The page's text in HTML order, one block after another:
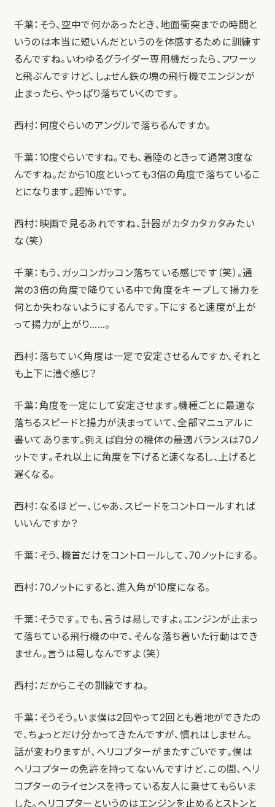
千葉：そう、空中で何かあったとき、地面衝突までの時間と
いうのは本当に短いんだというのを体感するために訓練す
るんですね。いわゆるグライダー専用機だったら、フワーッ
と飛ぶんですけど、しょせん鉄の塊の飛行機でエンジンが
止まったら、やっぱり落ちていくのです。
西村：何度ぐらいのアングルで落ちるんですか。
千葉：10度ぐらいですね。でも、着陸のときって通常3度な
んですね。だから10度といっても3倍の角度で落ちているこ
とになります。超怖いです。
西村：映画で見るあれですね、計器がカタカタカタみたい
な（笑）
千葉：もう、ガッコンガッコン落ちている感じです（笑）。通
常の3倍の角度で降りている中で角度をキープして揚力を
何とか失わないようにするんです。下にすると速度が上が
って揚力が上がり……。
西村：落ちていく角度は一定で安定させるんですか、それと
も上下に漕ぐ感じ？
千葉：角度を一定にして安定させます。機種ごとに最適な
落ちるスピードと揚力が決まっていて、全部マニュアルに
書いてあります。例えば自分の機体の最適バランスは70ノ
ットです。それ以上に角度を下げると速くなるし、上げると
遅くなる。
西村：なるほどー、じゃあ、スピードをコントロールすれば
いいんですか？
千葉：そう、機首だけをコントロールして、70ノットにする。
西村：70ノットにすると、進入角が10度になる。
千葉：そうです。でも、言うは易しですよ。エンジンが止まっ
て落ちている飛行機の中で、そんな落ち着いた行動はでき
ません。言うは易しなんですよ（笑）
西村：だからこその訓練ですね。
千葉：そうそう。いま僕は2回やって2回とも着地ができたの
で、ちょっとだけ分かってきたんですが、慣れはしません。
話が変わりますが、ヘリコプターがまたすごいです。僕は
ヘリコプターの免許を持ってないんですけど、この間、ヘリ
コプターのライセンスを持っている友人に乗せてもらいま
した。ヘリコプターというのはエンジンを止めるとストンと